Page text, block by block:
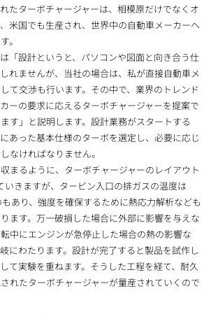
たターボチャージャーは、相模原だけでなくオ
米国でも生産され、世界中の自動車メーカーへ
。
「設計というと、パソコンや図面と向き合う仕
れませんが、当社の場合は、私が直接自動車メ
て交渉も行います。その中で、業界のトレンド
ーの要求に応えるターボチャージャーを提案で
す」と説明します。設計業務がスタートする
あった基本仕様のターボを選定し、必要に応じ
なければなりません。
まるように、ターボチャージャーのレイアウト
いきますが、タービン入口の排ガスの温度は
あり、強度を確保するために熱応力解析なども
ます。万一破損した場合に外部に影響を与えな
中にエンジンが急停止した場合の熱の影響な
にわたります。設計が完了すると製品を試作し
て実験を重ねます。そうした工程を経て、耐久
れたターボチャージャーが量産されていくので